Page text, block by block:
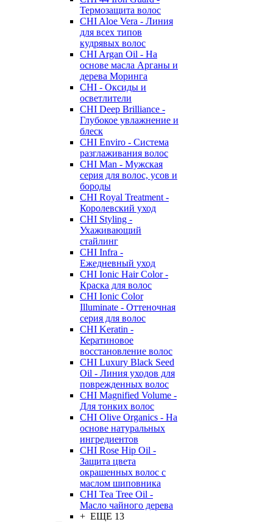
Термозащита волос
CHI Aloe Vera - Линия
для всех типов
кудрявых волос
CHI Argan Oil - На
основе масла Арганы и
дерева Моринга
CHI - Оксиды и
осветлители
CHI Deep Brilliance -
Глубокое увлажнение и
блеск
CHI Enviro - Система
разглаживания волос
CHI Man - Мужская
серия для волос, усов и
бороды
CHI Royal Treatment -
Королевский уход
CHI Styling -
Ухаживающий
стайлинг
CHI Infra -
Ежедневный уход
CHI Ionic Hair Color -
Краска для волос
CHI Ionic Color
Illuminate - Оттеночная
серия для волос
CHI Keratin -
Кератиновое
восстановление волос
CHI Luxury Black Seed
Oil - Линия уходов для
поврежденных волос
CHI Magnified Volume -
Для тонких волос
CHI Olive Organics - На
основе натуральных
ингредиентов
CHI Rose Hip Oil -
Защита цвета
окрашенных волос с
маслом шиповника
CHI Tea Tree Oil -
Масло чайного дерева
+ ЕЩЕ 13